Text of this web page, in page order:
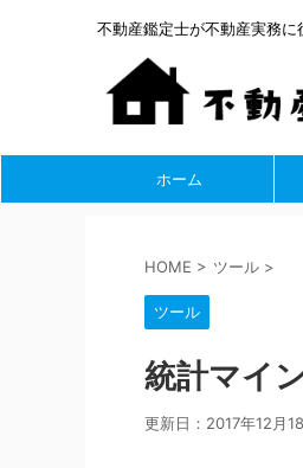
不動産鑑定士が不動産実務
ホーム
HOME > ツール >
ツール
統計マイ
更新日： 2017年12月